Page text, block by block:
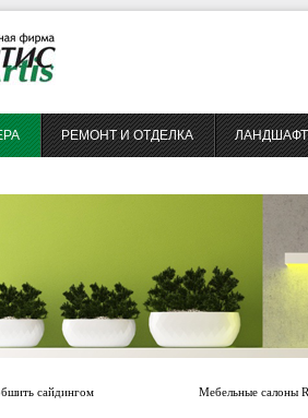
РЕМОНТ И ОТДЕЛКА
сайдингом Мебельные салоны